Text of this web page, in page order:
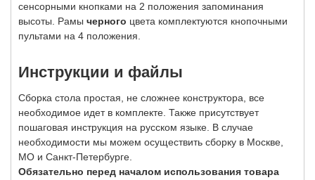
сенсорными кнопками на 2 положения запоминания
высоты. Рамы черного цвета комплектуются кнопочными
пультами на 4 положения.
Инструкции и файлы
Сборка стола простая, не сложнее конструктора, все
необходимое идет в комплекте. Также присутствует
пошаговая инструкция на русском языке. В случае
необходимости мы можем осуществить сборку в Москве,
МО и Санкт-Петербурге.
Обязательно перед началом использования товара